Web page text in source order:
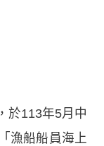
於113年5月中
漁船船員海上